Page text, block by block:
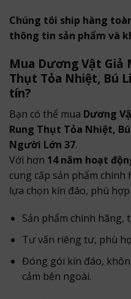
Chúng tôi ship hàng
thông tin sản phẩm và
Mua Dương Vật Giả
Thụt Tỏa Nhiệt, Bú
tín?
Bạn có thể mua Dương
Rung Thụt Tỏa Nhiệt,
Người Lớn 37.
Với hơn 14 năm hoạt
cung cấp sản phẩm
lựa chọn kín đáo, phù
Sản phẩm chính hãng,
Tư vấn riêng tư, phù
Đóng gói kín đáo,
cảm bên ngoài.